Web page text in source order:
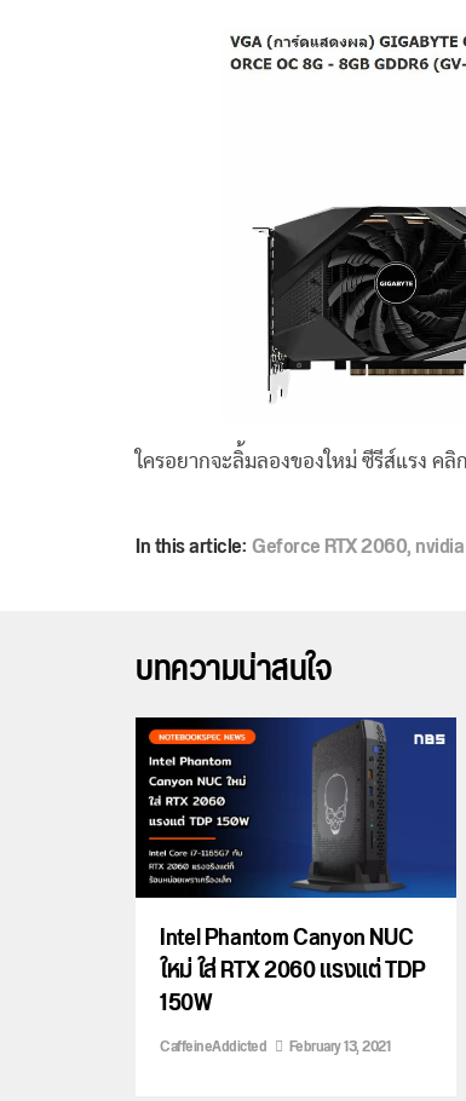
ใครอยากจะลิ้มลองของใหม่ ซีรีส์แรง คลิ
In this article:Geforce RTX 2060,
บทความน่าสนใจ
Intel Phantom Canyon NUC
ใหม่ ใส่ RTX 2060 แรงแต่ TDP
150W
CaffeineAddicted February 13, 2021